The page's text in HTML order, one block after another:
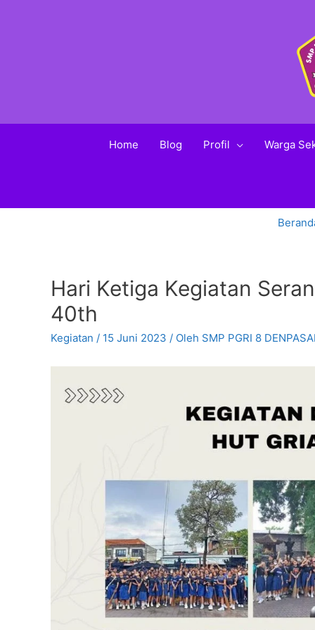
Home Blog Profil Warga
Hari Ketiga Kegiatan
40th
Kegiatan / 15 Juni 2023 / Oleh SMP PGRI 8